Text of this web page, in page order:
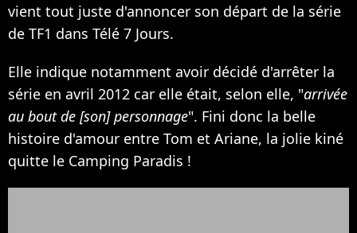
vient tout juste d'annoncer son départ de la série
de TF1 dans Télé 7 Jours.
Elle indique notamment avoir décidé d'arrêter la
série en avril 2012 car elle était, selon elle, "arrivée
au bout de [son] personnage". Fini donc la belle
histoire d'amour entre Tom et Ariane, la jolie kiné
quitte le Camping Paradis !